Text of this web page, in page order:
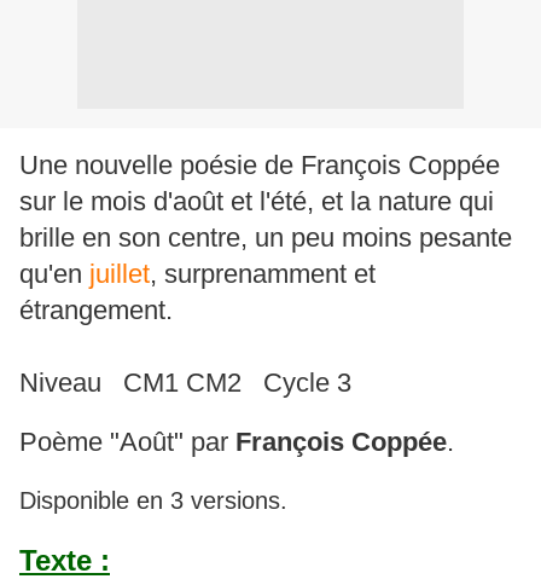
Une nouvelle poésie de François Coppée
sur le mois d'août et l'été, et la nature qui
brille en son centre, un peu moins pesante
qu'en juillet, surprenamment et
étrangement.
Niveau CM1 CM2 Cycle 3
Poème "Août" par François Coppée.
Disponible en 3 versions.
Texte :